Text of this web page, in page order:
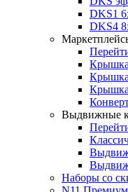
DKS1
DKS4
Выдвижные
Наборы со